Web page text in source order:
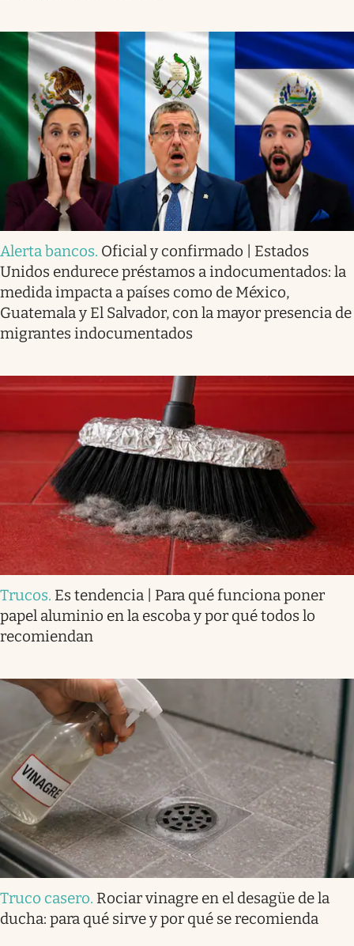
Alerta bancos. Oficial y confirmado | Estados
Unidos endurece préstamos a indocumentados: la
medida impacta a países como de México,
Guatemala y El Salvador, con la mayor presencia de
migrantes indocumentados
Trucos. Es tendencia | Para qué funciona poner
papel aluminio en la escoba y por qué todos lo
recomiendan
Truco casero. Rociar vinagre en el desagüe de la
ducha: para qué sirve y por qué se recomienda